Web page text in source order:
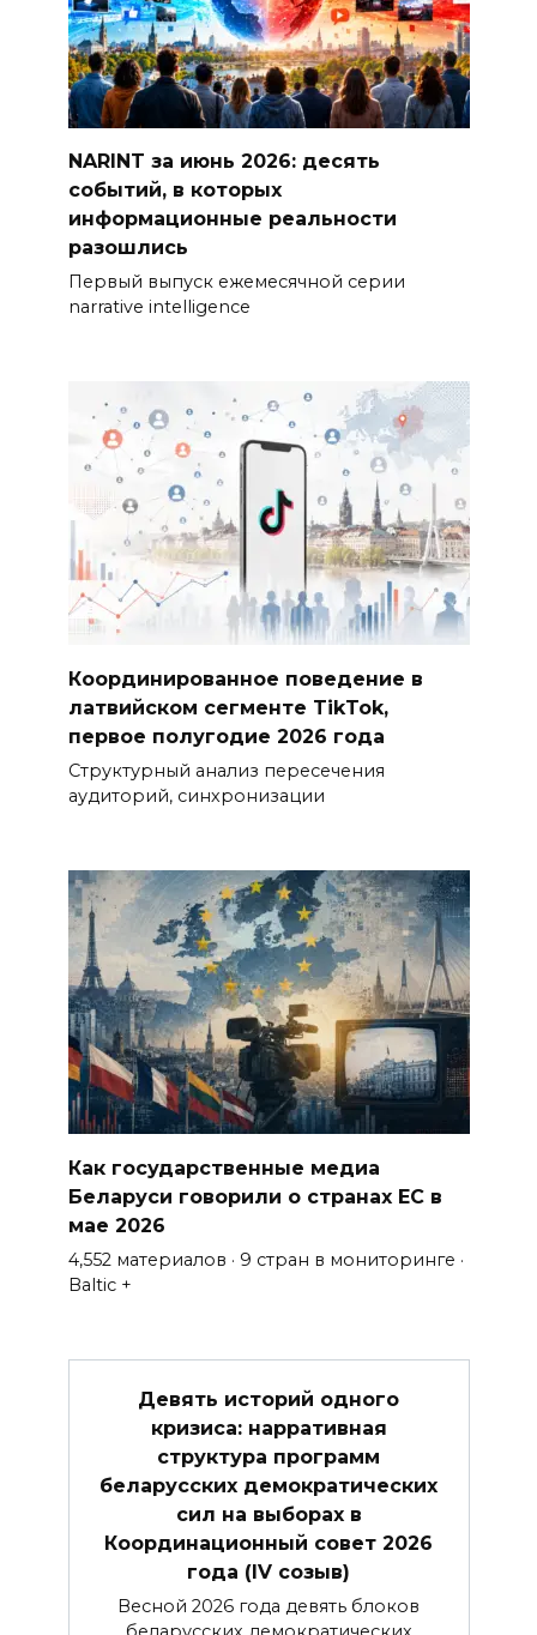
NARINT за июнь 2026: десять
событий, в которых
информационные реальности
разошлись
Первый выпуск ежемесячной серии
narrative intelligence
Координированное поведение в
латвийском сегменте TikTok,
первое полугодие 2026 года
Структурный анализ пересечения
аудиторий, синхронизации
Как государственные медиа
Беларуси говорили о странах ЕС в
мае 2026
4,552 материалов · 9 стран в мониторинге ·
Baltic +
Девять историй одного
кризиса: нарративная
структура программ
беларусских демократических
сил на выборах в
Координационный совет 2026
года (IV созыв)
Весной 2026 года девять блоков